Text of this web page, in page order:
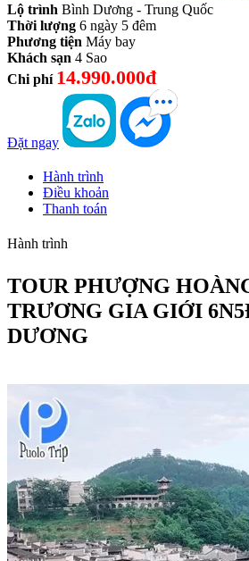
Lộ trình Bình Dương - Trung Quốc
Thời lượng 6 ngày 5 đêm
Phương tiện Máy bay
Khách sạn 4 Sao
Chi phí 14.990.000đ
Đặt ngay
Hành trình
Điều khoản
Thanh toán
Hành trình
TOUR PHƯỢNG
TRƯƠNG GIA GIỚI
DƯƠNG